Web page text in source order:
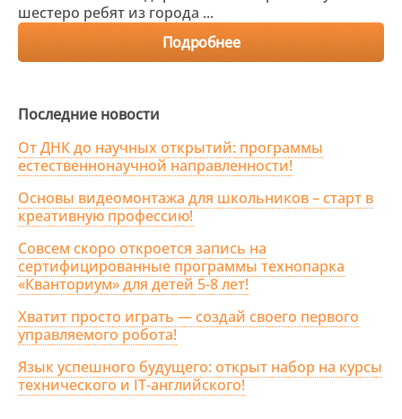
шестеро ребят из города ...
Подробнее
Последние новости
От ДНК до научных открытий: программы
естественнонаучной направленности!
Основы видеомонтажа для школьников – старт в
креативную профессию!
Совсем скоро откроется запись на
сертифицированные программы технопарка
«Кванториум» для детей 5-8 лет!
Хватит просто играть — создай своего первого
управляемого робота!
Язык успешного будущего: открыт набор на курсы
технического и IT-английского!